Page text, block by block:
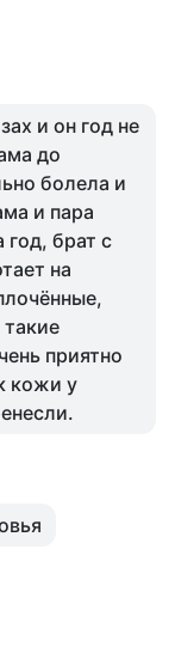
и он год не
до
болела и
и пара
год, брат с
на
приятно
кожи у